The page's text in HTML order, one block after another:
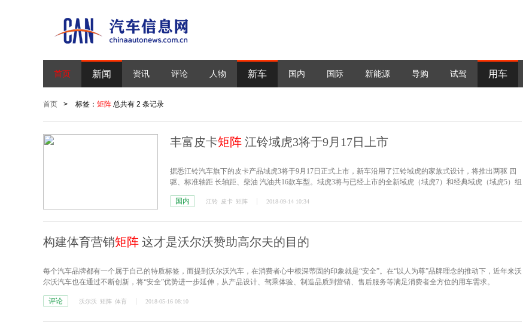
首页 新闻 资讯 评论 人物 新车 国内 国际 新能源 导购 试驾 用车
首页 > 标签： 矩阵 总共有 2 条记录
丰富皮卡矩阵 江铃域虎3将于9月17日上市
据悉江铃汽车旗下的皮卡产品域虎3将于9月17日正式上市，新车沿用了江铃域虎的家族式设计，将推出两驱 四
驱、标准轴距 长轴距、柴油 汽油共16款车型。域虎3将与已经上市的全新域虎（域虎7）和经典域虎（域虎5）组
国内
江铃 皮卡 矩阵 2018-09-14 10:34
构建体育营销矩阵 这才是沃尔沃赞助高尔夫的目的
每个汽车品牌都有一个属于自己的特质标签，而提到沃尔沃汽车，在消费者心中根深蒂固的印象就是“安全”。在“以人为尊”品牌理念的推动下，近年来沃
尔沃汽车也在通过不断创新，将“安全”优势进一步延伸，从产品设计、驾乘体验、制造品质到营销、售后服务等满足消费者全方位的用车需求。
评论 沃尔沃 矩阵 体育 2018-05-16 08:10